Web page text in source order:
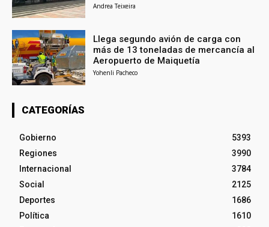
Andrea Teixeira
Llega segundo avión de carga con
más de 13 toneladas de mercancía al
Aeropuerto de Maiquetía
Yohenli Pacheco
CATEGORÍAS
Gobierno
5393
Regiones
3990
Internacional
3784
Social
2125
Deportes
1686
Política
1610